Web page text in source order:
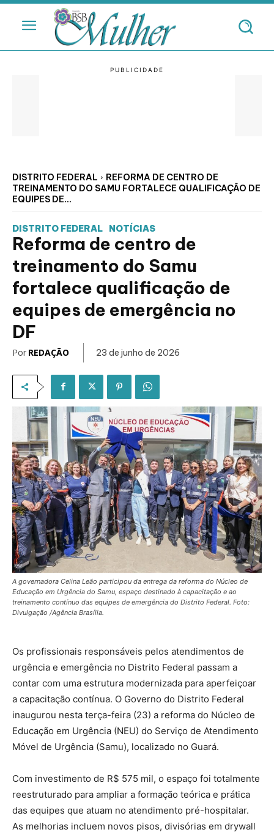
DISTRITO FEDERAL
REFORMA DE CENTRO DE
TREINAMENTO DO SAMU FORTALECE QUALIFICAÇÃO DE
EQUIPES DE...
DISTRITO FEDERAL NOTÍCIAS
Reforma de centro de
treinamento do Samu
fortalece qualificação de
equipes de emergência no
DF
Por REDAÇÃO 23 de junho de 2026
A governadora Celina Leão participou da entrega da reforma do Núcleo de
Educação em Urgência do Samu, espaço destinado à capacitação e ao
treinamento contínuo das equipes de emergência do Distrito Federal. Foto:
Divulgação /Agência Brasília.
Os profissionais responsáveis pelos atendimentos de
urgência e emergência no Distrito Federal passam a
contar com uma estrutura modernizada para aperfeiçoar
a capacitação contínua. O Governo do Distrito Federal
inaugurou nesta terça-feira (23) a reforma do Núcleo de
Educação em Urgência (NEU) do Serviço de Atendimento
Móvel de Urgência (Samu), localizado no Guará.
Com investimento de R$ 575 mil, o espaço foi totalmente
reestruturado para ampliar a formação teórica e prática
das equipes que atuam no atendimento pré-hospitalar.
As melhorias incluem novos pisos, divisórias em drywall